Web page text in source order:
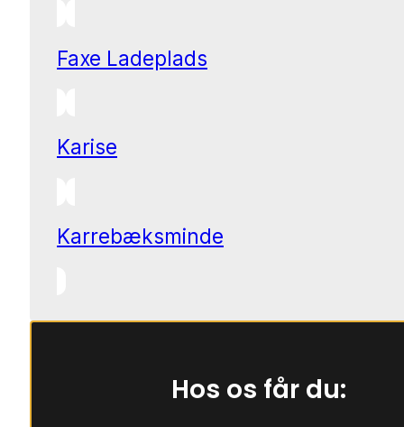
Faxe Ladeplads
Karise
Karrebæksminde
Hos os får du: